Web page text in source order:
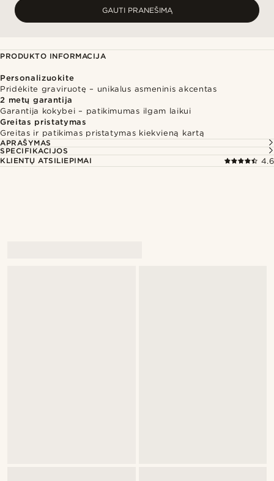
GAUTI PRANEŠIMĄ
PRODUKTO INFORMACIJA
Personalizuokite
Pridėkite graviruotę – unikalus asmeninis akcentas
2 metų garantija
Garantija kokybei – patikimumas ilgam laikui
Greitas pristatymas
Greitas ir patikimas pristatymas kiekvieną kartą
APRAŠYMAS
SPECIFIKACIJOS
KLIENTŲ ATSILIEPIMAI
4.6